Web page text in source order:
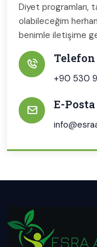
Diyet programları,
olabileceğim
benimle iletişime
Telefon
+90 530
E-